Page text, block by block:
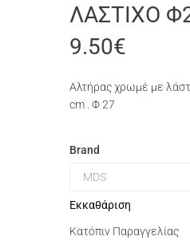
ΛΑΣΤΙΧΟ
9.50€
Αλτήρας χρωμέ με
cm . Φ 27
Brand
Εκκαθάριση
Κατόπιν Παραγγελίας